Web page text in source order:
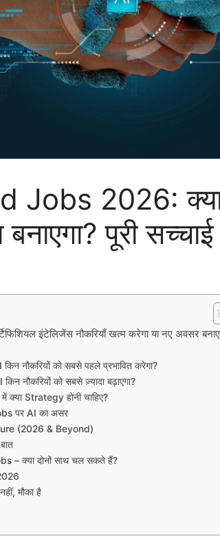
Jobs 2026: क्या
पूरी सच्चाई
इंटेलिजेंस नौकरियाँ खत्म करेगा या नए अवसर
नौकरियों को सबसे पहले प्रभावित करेगा?
नौकरियों को सबसे ज़्यादा बढ़ाएगा?
Strategy होनी चाहिए?
पर AI का असर
(2026 & Beyond)
– क्या दोनों साथ चल सकते हैं?
मौका है